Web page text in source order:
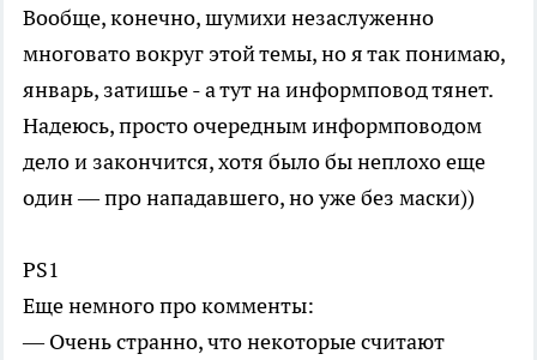
Вообще, конечно, шумихи незаслуженно
многовато вокруг этой темы, но я так понимаю,
январь, затишье - а тут на информповод тянет.
Надеюсь, просто очередным информповодом
дело и закончится, хотя было бы неплохо еще
один — про нападавшего, но уже без маски))
PS1
Еще немного про комменты:
— Очень странно, что некоторые считают